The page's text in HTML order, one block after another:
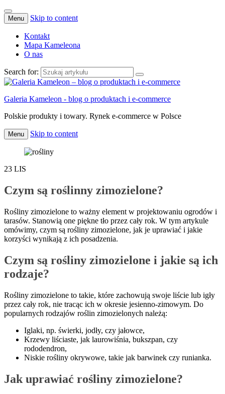
Menu Skip to content
Kontakt
Mapa Kameleona
O nas
Search for:
Galeria Kameleon - blog o produktach i e-commerce
Polskie produkty i towary. Rynek e-commerce w Polsce
Menu Skip to content
23 LIS
Czym są roślinny zimozielone?
Rośliny zimozielone to ważny element w projektowaniu ogrodów i
tarasów. Stanowią one piękne tło przez cały rok. W tym artykule
omówimy, czym są rośliny zimozielone, jak je uprawiać i jakie
korzyści wynikają z ich posadzenia.
Czym są rośliny zimozielone i jakie są ich
rodzaje?
Rośliny zimozielone to takie, które zachowują swoje liście lub igły
przez cały rok, nie tracąc ich w okresie jesienno-zimowym. Do
popularnych rodzajów roślin zimozielonych należą:
Iglaki, np. świerki, jodły, czy jałowce,
Krzewy liściaste, jak laurowiśnia, bukszpan, czy
rododendron,
Niskie rośliny okrywowe, takie jak barwinek czy runianka.
Jak uprawiać rośliny zimozielone?